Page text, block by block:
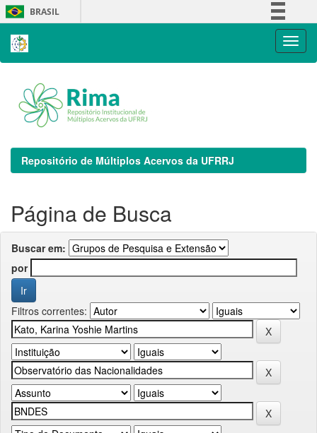
Skip
navigation
BRASIL
Repositório de Múltiplos Acervos da UFRRJ
Página de Busca
Buscar em:
por
Filtros correntes: